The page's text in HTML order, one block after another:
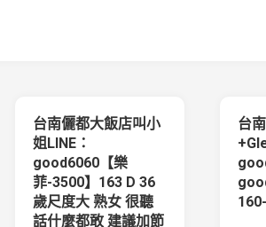
台南儷都大飯店叫小
姐LINE：
good6060【樂
菲-3500】163 D 36
歲尺度大 熟女 很聽
話什麼都敢 建議加節
台